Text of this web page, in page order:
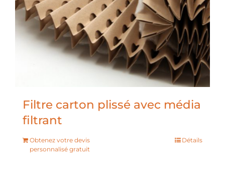
Filtre carton plissé avec média
filtrant
Obtenez votre devis
personnalisé gratuit
Détails